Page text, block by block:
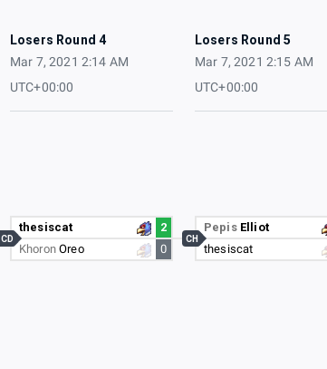
Losers Round 4
Mar 7, 2021 2:14 AM
UTC+00:00
Losers Round 5
Mar 7, 2021 2:15 AM
UTC+00:00
thesiscat
2
KhoronOreo 0
CD
Pepis Elliot
thesiscat
CH